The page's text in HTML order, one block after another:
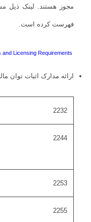
مجوز هستند. لینک ذیل
فهرست کرده است.
and Licensing Requirements
ارائه مدارک اثبات توان
2232
2244
2253
2255